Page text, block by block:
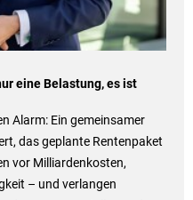
eine Belastung, es ist
Alarm: Ein gemeinsamer
das geplante Rentenpaket
vor Milliardenkosten,
– und verlangen